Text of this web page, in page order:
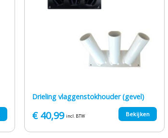
Drieling vlaggenstokhouder (gevel)
€40,99 incl. BTW Bekijken